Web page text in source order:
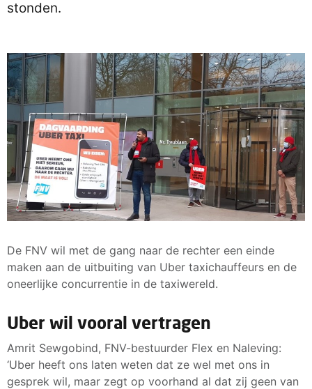
stonden.
De FNV wil met de gang naar de rechter een einde
maken aan de uitbuiting van Uber taxichauffeurs en de
oneerlijke concurrentie in de taxiwereld.
Uber wil vooral vertragen
Amrit Sewgobind, FNV-bestuurder Flex en Naleving:
‘Uber heeft ons laten weten dat ze wel met ons in
gesprek wil, maar zegt op voorhand al dat zij geen van